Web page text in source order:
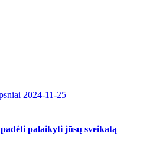
2024-11-25
palaikyti jūsų sveikatą